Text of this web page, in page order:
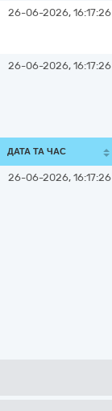
26-06-2026, 16:17:26
26-06-2026, 16:17:26
ДАТА ТА ЧАС
26-06-2026, 16:17:26